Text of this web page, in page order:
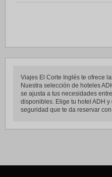
Viajes El Corte Inglés te ofrece
Nuestra selección de hoteles
se ajusta a tus necesidades
disponibles. Elige tu hotel ADH
seguridad que te da reservar